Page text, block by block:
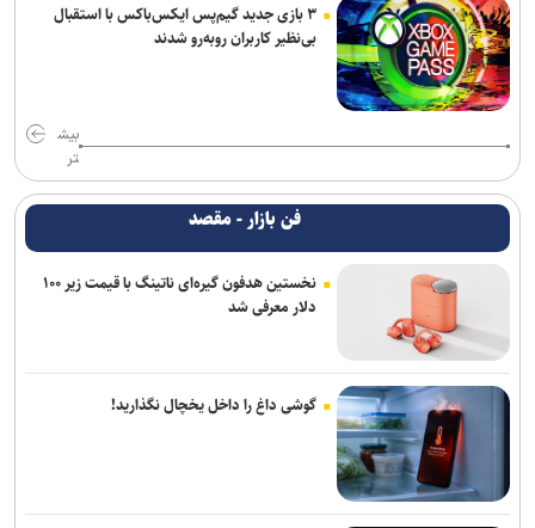
۳ بازی جدید گیم‌پس ایکس‌باکس با استقبال
بی‌نظیر کاربران روبه‌رو شدند
بیش
تر
فن بازار - مقصد
نخستین هدفون گیره‌ای ناتینگ با قیمت زیر ۱۰۰
دلار معرفی شد
گوشی داغ را داخل یخچال نگذارید!